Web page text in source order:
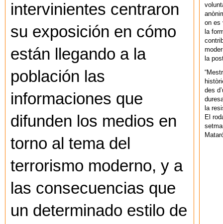
intervinientes centraron
su exposición en cómo
están llegando a la
población las
informaciones que
difunden los medios en
torno al tema del
terrorismo moderno, y a
las consecuencias que
un determinado estilo de
on es
la
la
des
la
El